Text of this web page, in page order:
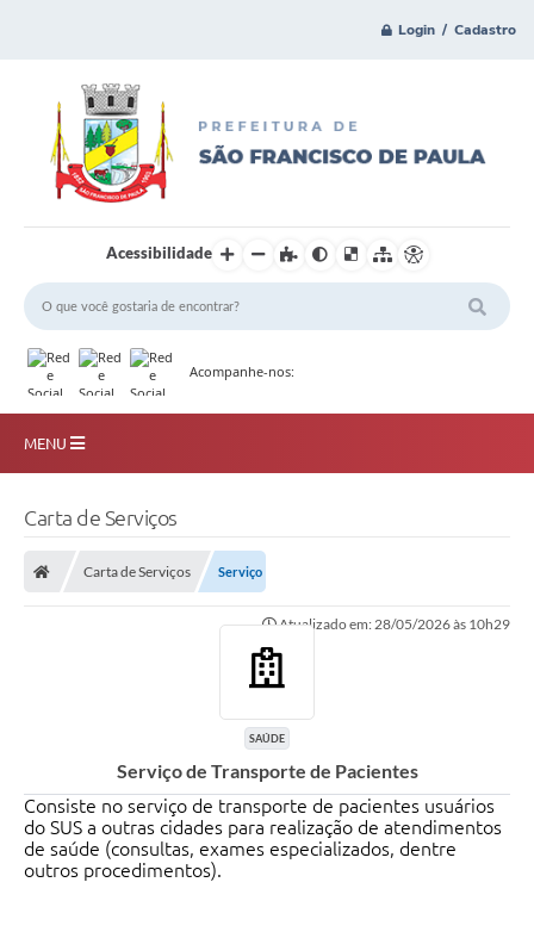
Login / Cadastro
Acessibilidade
Acompanhe-nos:
MENU
Consórcio Josafaz
EMPREGA
Carta de Serviços
Carta de Serviços Serviço
Atualizado em: 28/05/2026 às 10h29
SAÚDE
Serviço de Transporte de Pacientes
Consiste no serviço de transporte de pacientes usuários
do SUS a outras cidades para realização de atendimentos
de saúde (consultas, exames especializados, dentre
outros procedimentos).